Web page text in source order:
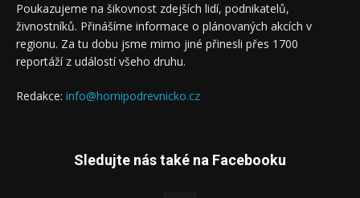
Poukazujeme na šikovnost zdejších lidí, podnikatelů,
živnostníků. Přinášíme informace o plánovaných akcích v
regionu. Za tu dobu jsme mimo jiné přinesli přes 1700
reportáží z událostí všeho druhu.
Redakce: info@hornipodrevnicko.cz
Sledujte nás také na Facebooku